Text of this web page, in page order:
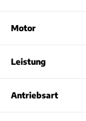
Motor
Leistung
Antriebsart